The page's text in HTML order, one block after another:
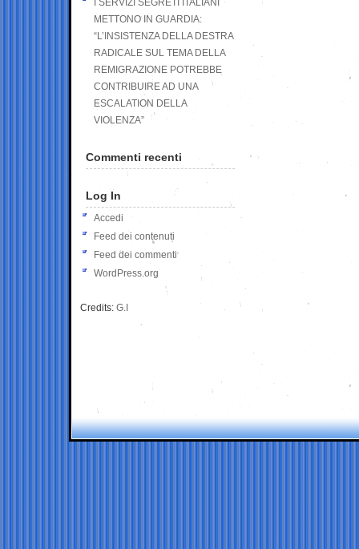
I SERVIZI SEGRETI ITALIANI
METTONO IN GUARDIA:
“L’INSISTENZA DELLA DESTRA
RADICALE SUL TEMA DELLA
REMIGRAZIONE POTREBBE
CONTRIBUIRE AD UNA
ESCALATION DELLA
VIOLENZA”
Commenti recenti
Log In
Accedi
Feed dei contenuti
Feed dei commenti
WordPress.org
Credits: G.I